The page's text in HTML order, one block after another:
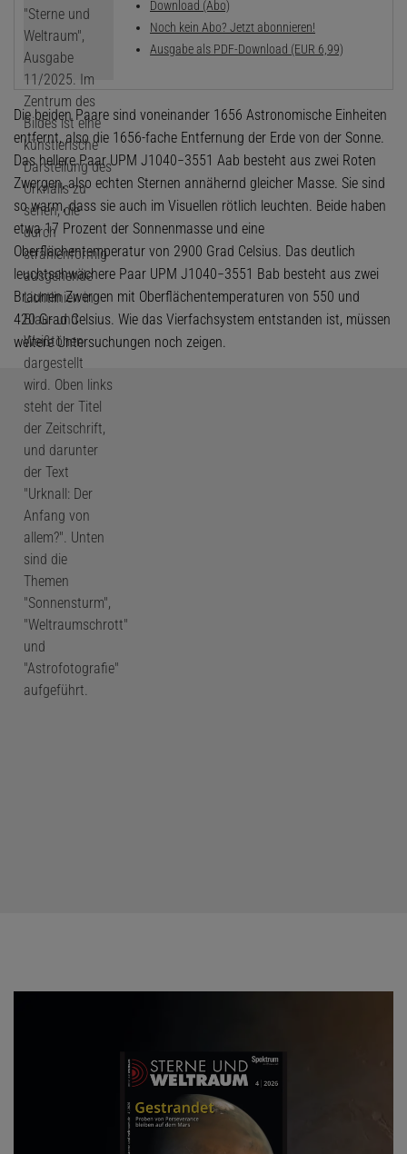
Download (Abo)
Noch kein Abo? Jetzt abonnieren!
Ausgabe als PDF-Download (EUR 6,99)
Die beiden Paare sind voneinander 1656 Astronomische Einheiten
entfernt, also die 1656-fache Entfernung der Erde von der Sonne.
Das hellere Paar UPM J1040−3551 Aab besteht aus zwei Roten
Zwergen, also echten Sternen annähernd gleicher Masse. Sie sind
so warm, dass sie auch im Visuellen rötlich leuchten. Beide haben
etwa 17 Prozent der Sonnenmasse und eine
Oberflächentemperatur von 2900 Grad Celsius. Das deutlich
leuchtschwächere Paar UPM J1040−3551 Bab besteht aus zwei
Braunen Zwergen mit Oberflächentemperaturen von 550 und
420 Grad Celsius. Wie das Vierfachsystem entstanden ist, müssen
weitere Untersuchungen noch zeigen.